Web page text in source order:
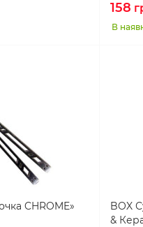
158
В
CHROME»
BOX
&